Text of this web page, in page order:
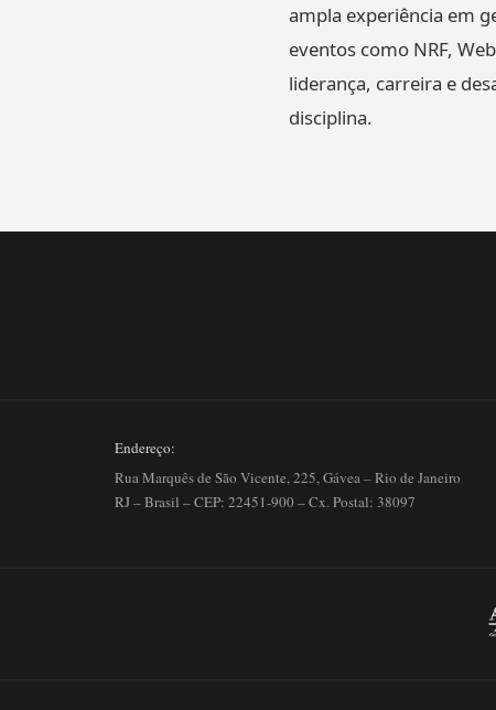
ampla experiência em
eventos como NRF,
liderança, carreira e
disciplina.
Endereço:
Rua Marquês de São Vicente, 225, Gávea – Rio de Janeiro
RJ – Brasil – CEP: 22451-900 – Cx. Postal: 38097